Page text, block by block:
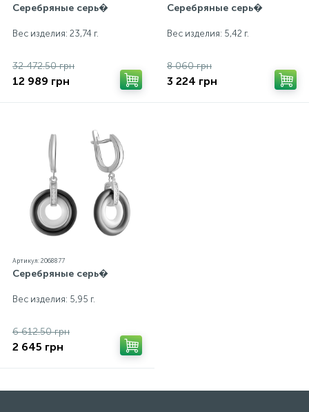
Серебряные серь�
Вес изделия: 23,74 г.
32 472.50 грн
12 989 грн
Серебряные серь�
Вес изделия: 5,42 г.
8 060 грн
3 224 грн
Артикул: 2068877
Серебряные серь�
Вес изделия: 5,95 г.
6 612.50 грн
2 645 грн